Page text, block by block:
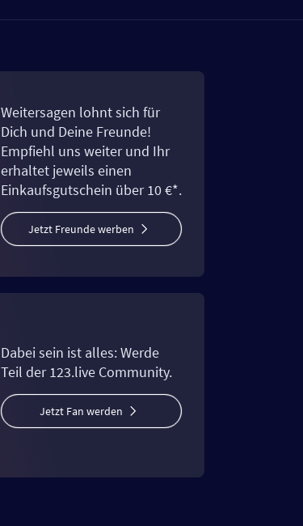
Weitersagen lohnt sich für
Dich und Deine Freunde!
Empfiehl uns weiter und Ihr
erhaltet jeweils einen
Einkaufsgutschein über 10 €*.
Jetzt Freunde werben
Dabei sein ist alles: Werde
Teil der 123.live Community.
Jetzt Fan werden